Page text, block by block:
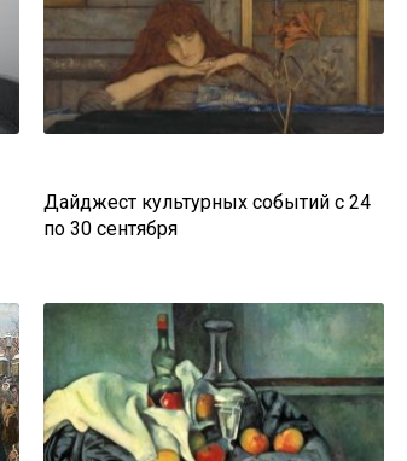
Дайджест культурных событий с 24
по 30 сентября